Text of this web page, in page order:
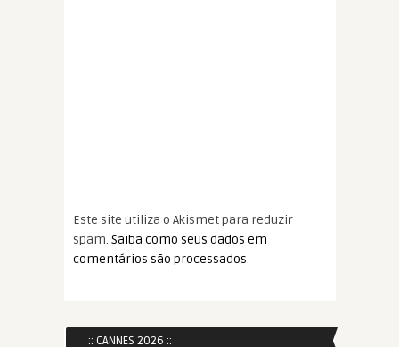
Este site utiliza o Akismet para reduzir
spam. Saiba como seus dados em
comentários são processados.
:: CANNES 2026 ::